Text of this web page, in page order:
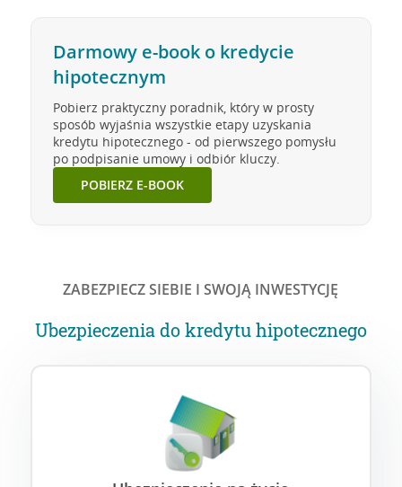
Darmowy e-book o kredycie
hipotecznym
Pobierz praktyczny poradnik, który w prosty
sposób wyjaśnia wszystkie etapy uzyskania
kredytu hipotecznego - od pierwszego pomysłu
po podpisanie umowy i odbiór kluczy.
POBIERZ E-BOOK
ZABEZPIECZ SIEBIE I SWOJĄ INWESTYCJĘ
Ubezpieczenia do kredytu hipotecznego